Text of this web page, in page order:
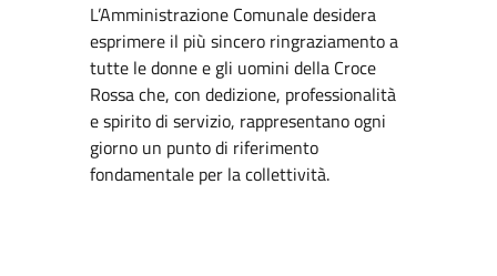
L’Amministrazione Comunale desidera
esprimere il più sincero ringraziamento a
tutte le donne e gli uomini della Croce
Rossa che, con dedizione, professionalità
e spirito di servizio, rappresentano ogni
giorno un punto di riferimento
fondamentale per la collettività.